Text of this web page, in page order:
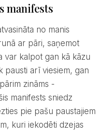
manifests
ar pāri, saņemot
var kalpot gan kā kāzu
pausti arī viesiem, gan
zināms -
manifests sniedz
pie pašu paustajiem
kuri iekodēti dzejas